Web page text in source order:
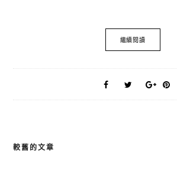
繼續閱讀
文
較舊的文章